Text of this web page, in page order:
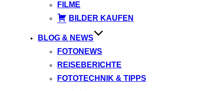
FILME
BILDER KAUFEN
BLOG & NEWS
FOTONEWS
REISEBERICHTE
FOTOTECHNIK & TIPPS